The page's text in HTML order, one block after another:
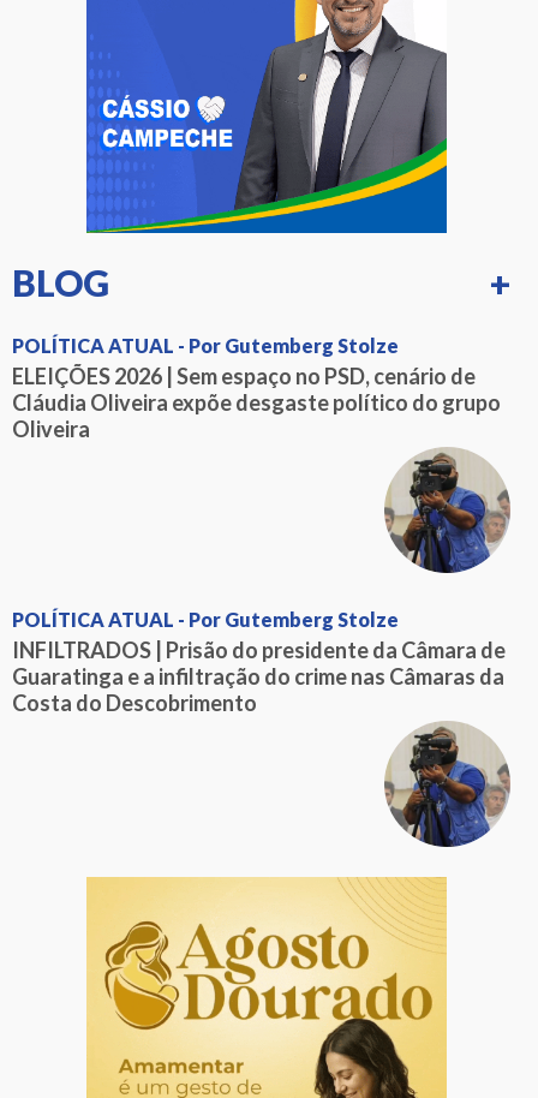
BLOG +
POLÍTICA ATUAL - Por Gutemberg Stolze
ELEIÇÕES 2026 | Sem espaço no PSD, cenário de
Cláudia Oliveira expõe desgaste político do grupo
Oliveira
POLÍTICA ATUAL - Por Gutemberg Stolze
INFILTRADOS | Prisão do presidente da Câmara de
Guaratinga e a infiltração do crime nas Câmaras da
Costa do Descobrimento